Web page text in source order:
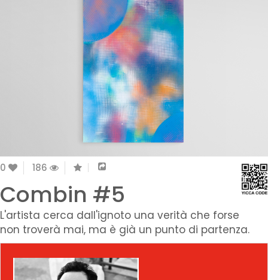
0 186
Combin #5
L'artista cerca dall'ignoto una verità che forse
non troverà mai, ma è già un punto di partenza.